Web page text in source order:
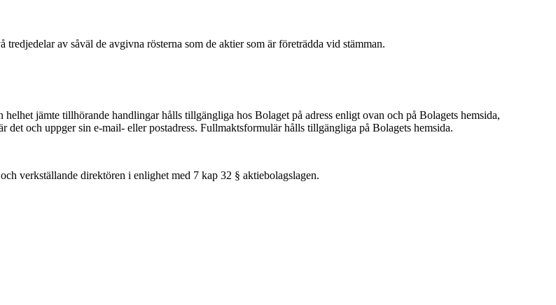
av såväl de avgivna rösterna som de aktier som är företrädda vid stämman.
jämte tillhörande handlingar hålls tillgängliga hos Bolaget på adress enligt ovan och på Bolagets hemsida,
det och uppger sin e-mail- eller postadress. Fullmaktsformulär hålls tillgängliga på Bolagets hemsida.
verkställande direktören i enlighet med 7 kap 32 § aktiebolagslagen.